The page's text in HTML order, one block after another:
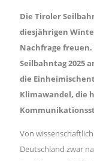
Die Tiroler
diesjährigen
Nachfrage
Seilbahntag 2025
die
Klimawandel, die
Von
Deutschland zwar